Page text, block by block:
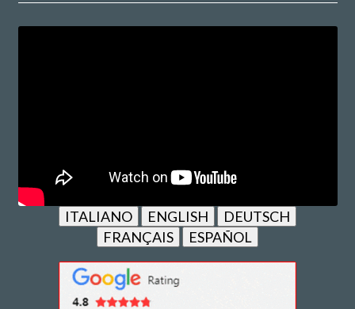
ITALIANO ENGLISH
DEUTSCH
FRANÇAIS
ESPAÑOL